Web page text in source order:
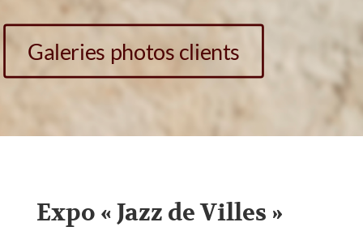
Galeries photos clients
Expo « Jazz de Villes »